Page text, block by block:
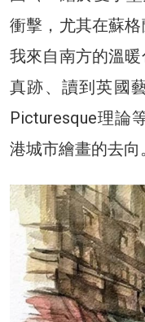
衝擊，尤其在蘇
我來自南方的溫
真跡、讀到英國
Picturesque理論
港城市繪畫的去向